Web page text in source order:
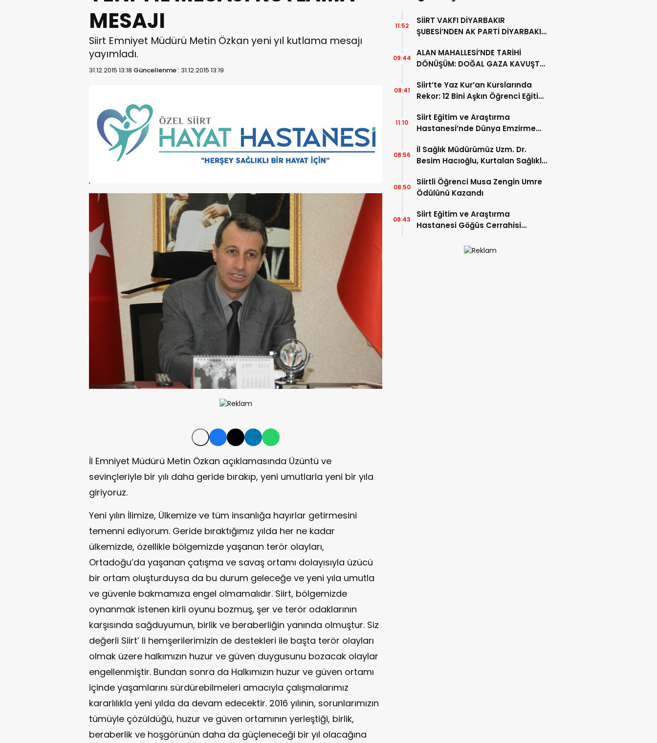
MESAJI
Siirt Emniyet Müdürü Metin Özkan yeni yıl kutlama mesajı
yayımladı.
31.12.2015 13:18 Güncellenme :31.12.2015 13:19
İl Emniyet Müdürü Metin Özkan açıklamasında Üzüntü ve
sevinçleriyle bir yılı daha geride bırakıp, yeni umutlarla yeni bir yıla
giriyoruz.
Yeni yılın İlimize, Ülkemize ve tüm insanlığa hayırlar getirmesini
temenni ediyorum. Geride bıraktığımız yılda her ne kadar
ülkemizde, özellikle bölgemizde yaşanan terör olayları,
Ortadoğu’da yaşanan çatışma ve savaş ortamı dolayısıyla üzücü
bir ortam oluşturduysa da bu durum geleceğe ve yeni yıla umutla
ve güvenle bakmamıza engel olmamalıdır. Siirt, bölgemizde
oynanmak istenen kirli oyunu bozmuş, şer ve terör odaklarının
karşısında sağduyumun, birlik ve beraberliğin yanında olmuştur. Siz
değerli Siirt’ li hemşerilerimizin de destekleri ile başta terör olayları
olmak üzere halkımızın huzur ve güven duygusunu bozacak olaylar
engellenmiştir. Bundan sonra da Halkımızın huzur ve güven ortamı
içinde yaşamlarını sürdürebilmeleri amacıyla çalışmalarımız
kararlılıkla yeni yılda da devam edecektir. 2016 yılının, sorunlarımızın
tümüyle çözüldüğü, huzur ve güven ortamının yerleştiği, birlik,
beraberlik ve hoşgörünün daha da güçleneceği bir yıl olacağına
SİİRT VAKFI DİYARBAKIR
ŞUBESİ’NDEN AK PARTİ DİYARBAKIR
ZİYARETİ
11:52
ALAN MAHALLESİ’NDE TARİHİ
DÖNÜŞÜM: DOĞAL GAZA KAVUŞTU,
09:44
Siirt’te Yaz Kur’an Kurslarında
Rekor: 12 Bini Aşkın Öğrenci Eğitim
08:41
Siirt Eğitim ve Araştırma
Hastanesi’nde Dünya Emzirme
11:10
İl Sağlık Müdürümüz Uzm. Dr.
Besim Hacıoğlu, Kurtalan Sağlıklı
08:56
Siirtli Öğrenci Musa Zengin Umre
Ödülünü Kazandı
08:50
Siirt Eğitim ve Araştırma
Hastanesi Göğüs Cerrahisi
“Akciğer Nodülleri Her Zaman
08:43